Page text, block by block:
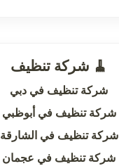
🧹 شركة تنظيف
شركة تنظيف في دبي
شركة تنظيف في أبوظبي
شركة تنظيف في الشارقة
شركة تنظيف في عجمان